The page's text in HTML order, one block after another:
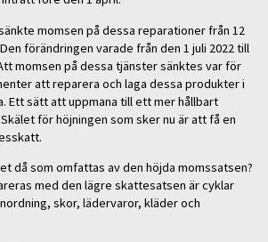
momsen på dessa reparationer från 12
förändringen varade från den 1 juli 2022 till
momsen på dessa tjänster sänktes var för
att reparera och laga dessa produkter i
Ett sätt att uppmana till ett mer hållbart
för höjningen som sker nu är att få en
då som omfattas av den höjda momssatsen?
med den lägre skattesatsen är cyklar
skor, lädervaror, kläder och